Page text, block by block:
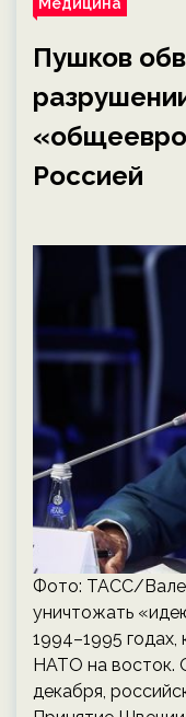
Пушков
Россией
Фото: ТАСС/
уничтожать
1994–1995 годах,
НАТО на восток.
декабря,